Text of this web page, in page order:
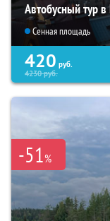
Автобусный тур
Сенная площадь
420 руб.
4230руб.
-51%